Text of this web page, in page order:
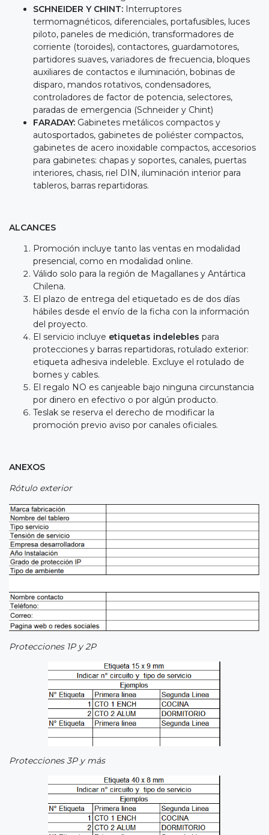
SCHNEIDER Y CHINT: Interruptores
termomagnéticos, diferenciales, portafusibles, luces
piloto, paneles de medición, transformadores de
corriente (toroides), contactores, guardamotores,
partidores suaves, variadores de frecuencia, bloques
auxiliares de contactos e iluminación, bobinas de
disparo, mandos rotativos, condensadores,
controladores de factor de potencia, selectores,
paradas de emergencia (Schneider y Chint)
FARADAY: Gabinetes metálicos compactos y
autosportados, gabinetes de poliéster compactos,
gabinetes de acero inoxidable compactos, accesorios
para gabinetes: chapas y soportes, canales, puertas
interiores, chasis, riel DIN, iluminación interior para
tableros, barras repartidoras.
ALCANCES
Promoción incluye tanto las ventas en modalidad
presencial, como en modalidad online.
Válido solo para la región de Magallanes y Antártica
Chilena.
El plazo de entrega del etiquetado es de dos días
hábiles desde el envío de la ficha con la información
del proyecto.
El servicio incluye etiquetas indelebles para
protecciones y barras repartidoras, rotulado exterior:
etiqueta adhesiva indeleble. Excluye el rotulado de
bornes y cables.
El regalo NO es canjeable bajo ninguna circunstancia
por dinero en efectivo o por algún producto.
Teslak se reserva el derecho de modificar la
promoción previo aviso por canales oficiales.
ANEXOS
Rótulo exterior
Protecciones 1P y 2P
Protecciones 3P y más